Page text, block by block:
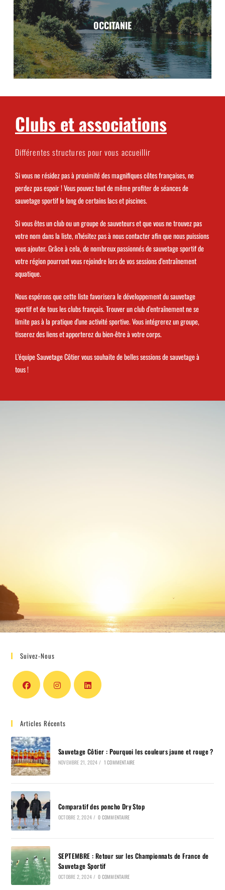
Hautes-Alpes, Vaucluse, Alpes-Maritimes, Var, Bouches-du-
Rhône.
Voir la région
OCCITANIE
Occitanie
Hautes-Pyrénées, Haute-Garonne, Tarn-et-Garonne, Tarn,
Aveyron, Gard, Hérault, Aude, Pyrénées-Orientales, Ariège.
Voir la région
Clubs et associations
Différentes structures pour vous accueillir
Si vous ne résidez pas à proximité des magnifiques côtes françaises, ne
perdez pas espoir ! Vous pouvez tout de même profiter de séances de
sauvetage sportif le long de certains lacs et piscines.
Si vous êtes un club ou un groupe de sauveteurs et que vous ne trouvez pas
votre nom dans la liste, n’hésitez pas à nous contacter afin que nous puissions
vous ajouter. Grâce à cela, de nombreux passionnés de sauvetage sportif de
votre région pourront vous rejoindre lors de vos sessions d’entraînement
aquatique.
Nous espérons que cette liste favorisera le développement du sauvetage
sportif et de tous les clubs français. Trouver un club d’entraînement ne se
limite pas à la pratique d’une activité sportive. Vous intégrerez un groupe,
tisserez des liens et apporterez du bien-être à votre corps.
L’équipe Sauvetage Côtier vous souhaite de belles sessions de sauvetage à
tous !
Suivez-Nous
Articles Récents
Sauvetage Côtier : Pourquoi les couleurs jaune et rouge ?
NOVEMBRE 21, 2024 / 1 COMMENTAIRE
Comparatif des poncho Dry Stop
OCTOBRE 2, 2024 / 0 COMMENTAIRE
SEPTEMBRE : Retour sur les Championnats de France de
Sauvetage Sportif
OCTOBRE 2, 2024 / 0 COMMENTAIRE